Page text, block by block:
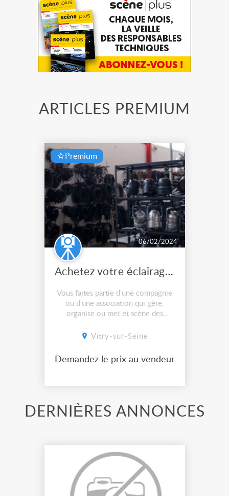
ARTICLES PREMIUM
Premium
06/02/2024
Achetez votre éclairage scénique en réemploi
Vous faites partie d'une compagnie
ou d'une association qui gère,
organise ou met et scène des
équiper en projecteurs lumière de
Ressourcerie du Spectacle nous
collectons et remettons en état le
professionne...
Vitry-sur-Seine
Demandez le prix au vendeur
DERNIÈRES ANNONCES